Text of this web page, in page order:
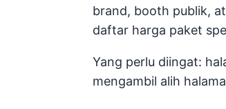
brand, booth publik,
daftar harga paket
Yang perlu diingat:
mengambil alih